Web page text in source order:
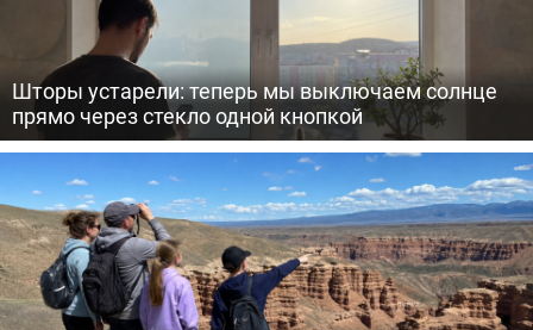
Шторы устарели: теперь мы выключаем солнце
прямо через стекло одной кнопкой